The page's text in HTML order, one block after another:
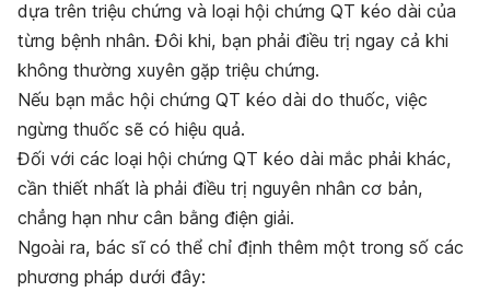
dựa trên triệu chứng và loại hội chứng QT kéo dài của
từng bệnh nhân. Đôi khi, bạn phải điều trị ngay cả khi
không thường xuyên gặp triệu chứng.
Nếu bạn mắc hội chứng QT kéo dài do thuốc, việc
ngừng thuốc sẽ có hiệu quả.
Đối với các loại hội chứng QT kéo dài mắc phải khác,
cần thiết nhất là phải điều trị nguyên nhân cơ bản,
chẳng hạn như cân bằng điện giải.
Ngoài ra, bác sĩ có thể chỉ định thêm một trong số các
phương pháp dưới đây: